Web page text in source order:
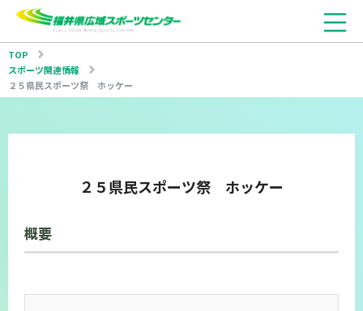
TOP
スポーツ関連情報
２５県民スポーツ祭 ホッケー
２５県民スポーツ祭 ホッケー
概要